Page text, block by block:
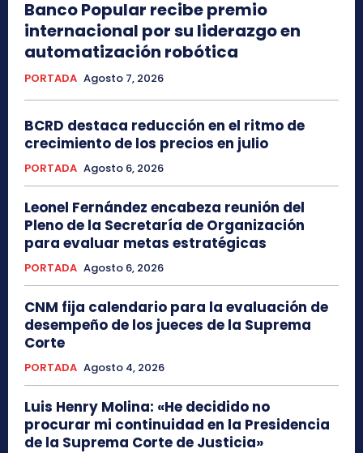
Banco Popular recibe premio
internacional por su liderazgo en
automatización robótica
PORTADA Agosto 7, 2026
BCRD destaca reducción en el ritmo de
crecimiento de los precios en julio
PORTADA Agosto 6, 2026
Leonel Fernández encabeza reunión del
Pleno de la Secretaría de Organización
para evaluar metas estratégicas
PORTADA Agosto 6, 2026
CNM fija calendario para la evaluación de
desempeño de los jueces de la Suprema
Corte
PORTADA Agosto 4, 2026
Luis Henry Molina: «He decidido no
procurar mi continuidad en la Presidencia
de la Suprema Corte de Justicia»